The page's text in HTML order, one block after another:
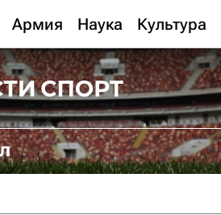
Армия Наука Культура